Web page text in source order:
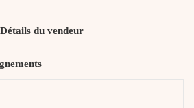
Détails du vendeur